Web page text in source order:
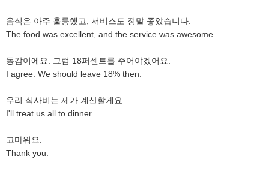
음식은 아주 훌륭했고, 서비스도 정말 좋았습니다.
The food was excellent, and the service was awesome.
동감이에요. 그럼 18퍼센트를 주어야겠어요.
I agree. We should leave 18% then.
우리 식사비는 제가 계산할게요.
I'll treat us all to dinner.
고마워요.
Thank you.